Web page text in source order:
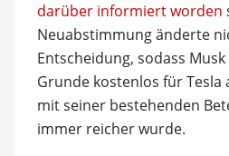
darüber informiert worden
Neuabstimmung änderte
Entscheidung, sodass
Grunde kostenlos für Tesla
mit seiner bestehenden
immer reicher wurde.